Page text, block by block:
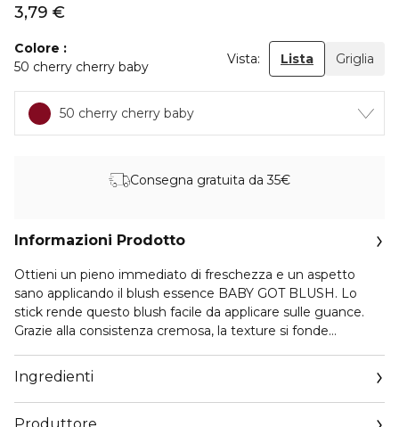
3,79 €
Colore
50 cherry cherry baby
Vista: Lista Griglia
50 cherry cherry baby
Consegna gratuita da 35€
Informazioni Prodotto
Ottieni un pieno immediato di freschezza e un aspetto
sano applicando il blush essence BABY GOT BLUSH. Lo
stick rende questo blush facile da applicare sulle guance.
Grazie alla consistenza cremosa, la texture si fonde
guance e labbra. Il formato in stick è anche facile da portare
con sé in qualsiasi borsetta e permette di applicare
rapidamente il blush anche in giro.
Ingredienti